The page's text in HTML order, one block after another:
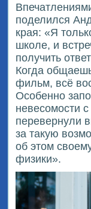
поделился
края: «Я
школе, и
получить
Когда
фильм, всё
Особенно
невесомости
перевернули
за такую
об этом
физики».